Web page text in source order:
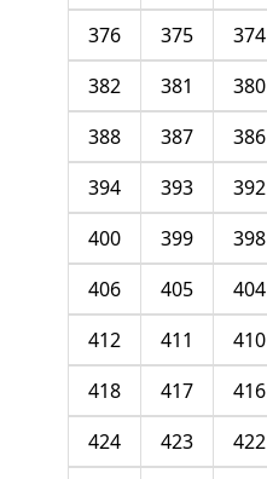
374
375
376
380
381
382
386
387
388
392
393
394
398
399
400
404
405
406
410
411
412
416
417
418
422
423
424